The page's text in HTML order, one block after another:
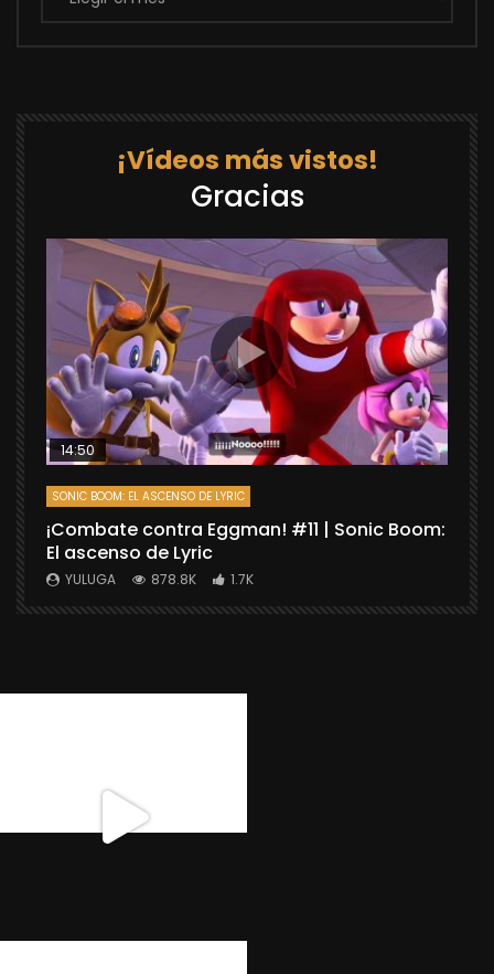
¡Vídeos más vistos!
Gracias
14:50
SONIC BOOM: EL ASCENSO DE LYRIC
¡Combate contra Eggman! #11 | Sonic Boom:
El ascenso de Lyric
YULUGA 878.8K 1.7K